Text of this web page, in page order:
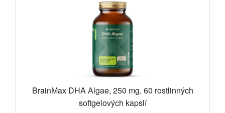
BrainMax DHA Algae, 250 mg, 60 rostlinných
softgelových kapslí